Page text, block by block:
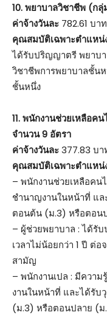
10. พยาบาลวิชาชีพ (ก
ค่าจ้างวันละ 782.61 บาท
คุณสมบัติเฉพาะตำแหน่
ได้รับปริญญาตรี พยาบ
วิชาชีพการพยาบาลชั้น
ชั้นหนึ่ง
11. พนักงานช่วยเหลือค
จำนวน 9 อัตรา
ค่าจ้างวันละ377.83 บา
คุณสมบัติเฉพาะตำแหน่
– พนักงานช่วยเหลือคน
ชำนาญงานในหน้าที่ แ
ตอนต้น (ม.3) หรือตอน
– ผู้ช่วยพยาบาล : ได้รั
เวลาไม่น้อยกว่า 1 ปี ต่
สามัญ
– พนักงานเปล : มีควา
งานในหน้าที่ และได้รั
(ม.3) หรือตอนปลาย (ม